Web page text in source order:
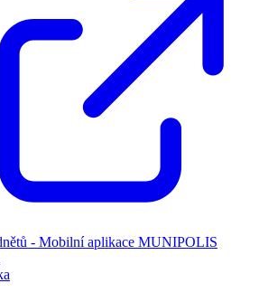
- Mobilní aplikace MUNIPOLIS